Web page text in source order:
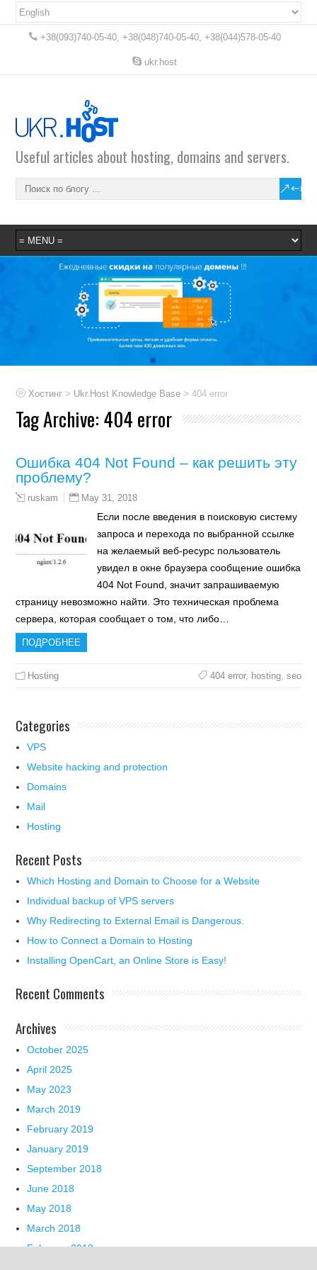
+38(093)740-05-40, +38(048)740-05-40, +38(044)578-05-40
ukr.host
Useful articles about hosting, domains and servers.
Хостинг > Ukr.Host Knowledge Base >404 error
Tag Archive: 404 error
Ошибка 404 Not Found – как решить эту
проблему?
ruskam May 31, 2018
Если после введения в поисковую систему
запроса и перехода по выбранной ссылке
на желаемый веб-ресурс пользователь
увидел в окне браузера сообщение ошибка
404 Not Found, значит запрашиваемую
страницу невозможно найти. Это техническая проблема
сервера, которая сообщает о том, что либо…
ПОДРОБНЕЕ
Hosting 404 error, hosting, seo
Categories
VPS
Website hacking and protection
Domains
Mail
Hosting
Recent Posts
Which Hosting and Domain to Choose for a Website
Individual backup of VPS servers
Why Redirecting to External Email is Dangerous.
How to Connect a Domain to Hosting
Installing OpenCart, an Online Store is Easy!
Recent Comments
Archives
October 2025
April 2025
May 2023
March 2019
February 2019
January 2019
September 2018
June 2018
May 2018
March 2018
February 2018